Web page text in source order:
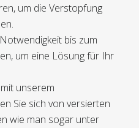
um die Verstopfung
bis zum
um eine Lösung für Ihr
unserem
Sie sich von versierten
wie man sogar unter